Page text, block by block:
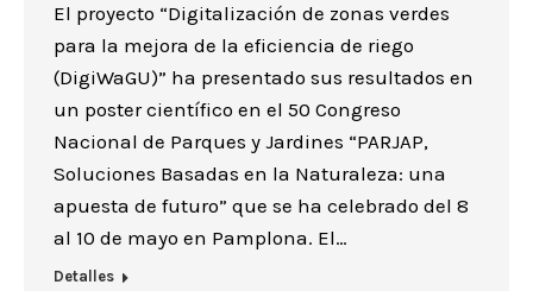
El proyecto “Digitalización de zonas verdes
para la mejora de la eficiencia de riego
(DigiWaGU)” ha presentado sus resultados en
un poster científico en el 50 Congreso
Nacional de Parques y Jardines “PARJAP,
Soluciones Basadas en la Naturaleza: una
apuesta de futuro” que se ha celebrado del 8
al 10 de mayo en Pamplona. El…
Detalles